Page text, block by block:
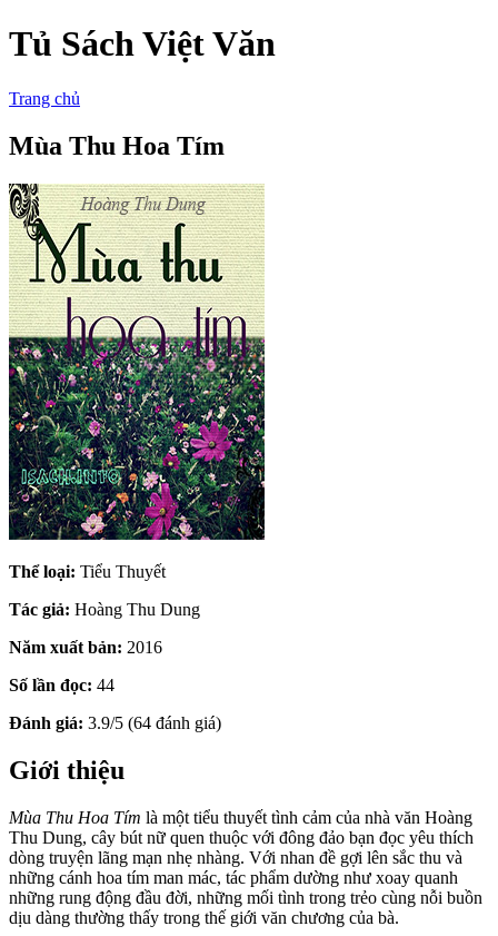
Tủ Sách Việt Văn
Trang chủ
Mùa Thu Hoa Tím
Thể loại: Tiểu Thuyết
Tác giả: Hoàng Thu Dung
Năm xuất bản: 2016
Số lần đọc: 44
Đánh giá: 3.9/5 (64 đánh giá)
Giới thiệu
Mùa Thu Hoa Tím là một tiểu thuyết tình cảm của nhà văn Hoàng
Thu Dung, cây bút nữ quen thuộc với đông đảo bạn đọc yêu thích
dòng truyện lãng mạn nhẹ nhàng. Với nhan đề gợi lên sắc thu và
những cánh hoa tím man mác, tác phẩm dường như xoay quanh
những rung động đầu đời, những mối tình trong trẻo cùng nỗi buồn
dịu dàng thường thấy trong thế giới văn chương của bà.